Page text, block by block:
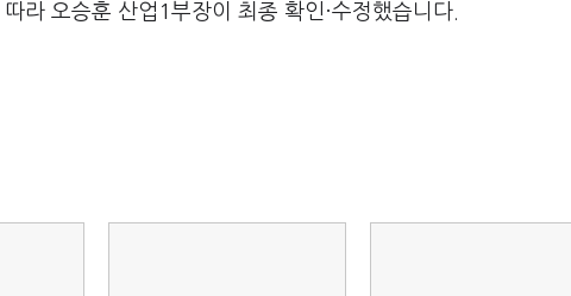
라 오승훈 산업1부장이 최종 확인·수정했습니다.